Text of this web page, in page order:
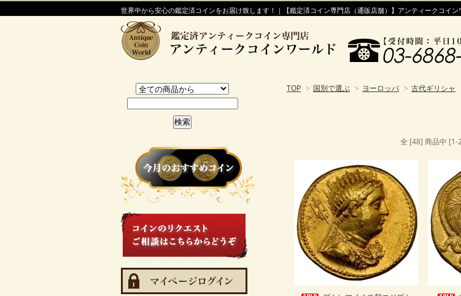
世界中から安心の鑑定済コインをお届け致します！｜【鑑定済コイン専門店（通販店舗）】アンティークコイン
TOP > 国別で選ぶ > ヨーロッパ > 古代ギリシャ
全 [48] 商品中 [1-